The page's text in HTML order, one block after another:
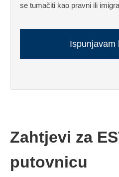
se tumačiti kao pravni ili
Zahtjevi za
putovnicu